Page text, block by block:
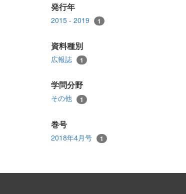
発行年
2015 - 2019 1
資料種別
広報誌 1
学問分野
その他 1
巻号
2018年4月号 1